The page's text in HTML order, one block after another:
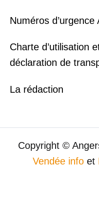
Numéros d’urgence
Charte d’utilisation
déclaration de
La rédaction
Copyright ©
Vendée info et